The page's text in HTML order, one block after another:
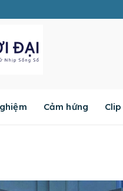
Cảm hứng Clip